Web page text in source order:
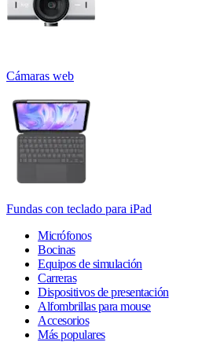
Cámaras web
Fundas con teclado para iPad
Micrófonos
Bocinas
Equipos de simulación
Carreras
Dispositivos de presentación
Alfombrillas para mouse
Accesorios
Más populares